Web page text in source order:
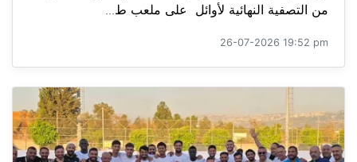
من التصفية النهائية لأوائل على ملعب ط...
26-07-2026 19:52 pm